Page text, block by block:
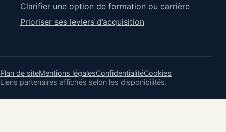
Clarifier une option de formation ou carrière
Prioriser ses leviers d’acquisition
Plan de siteMentions légalesConfidentialitéCookies
Liens partenaires affichés selon les disponibilités.